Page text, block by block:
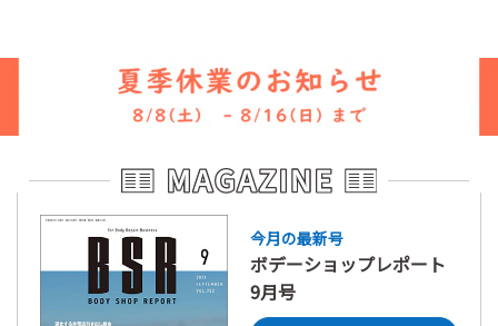
今月の最新号
ボデーショップレポート
9月号